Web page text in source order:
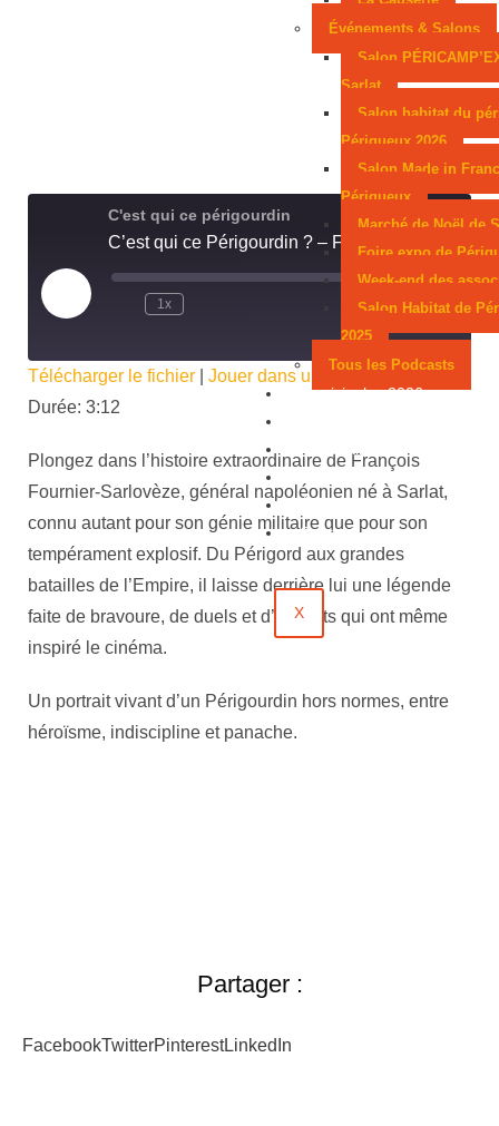
Événements & Salons
Salon
Sarlat
Salon habitat du
Périgueux 2026
Salon Made in
Périgueux
Marché de Noël de
Foire expo de
Week-end des
Salon Habitat de
2025
Tous les Podcasts
Municipales 2026
Contact
X
C'est qui ce périgourdin
C’est qui ce Périgourdin ? – François Fournier-Sarlovèze
1x 00:00 / 3:12
Télécharger le fichier Jouer dans une nouvelle fenêtre
Durée: 3:12
Plongez dans l’histoire extraordinaire de François
Fournier-Sarlovèze, général napoléonien né à Sarlat,
connu autant pour son génie militaire que pour son
tempérament explosif. Du Périgord aux grandes
batailles de l’Empire, il laisse derrière lui une légende
faite de bravoure, de duels et d’exploits qui ont même
inspiré le cinéma.
Un portrait vivant d’un Périgourdin hors normes, entre
héroïsme, indiscipline et panache.
Partager :
FacebookTwitterPinterestLinkedIn